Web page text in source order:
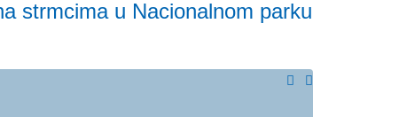
strmcima u Nacionalnom parku